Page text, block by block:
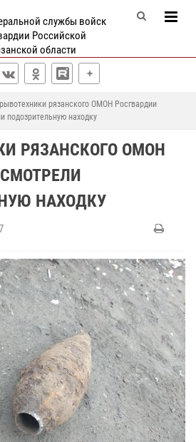
службы войск
Российской
области
рязанского ОМОН Росгвардии
подозрительную находку
РЯЗАНСКОГО ОМОН
НАХОДКУ